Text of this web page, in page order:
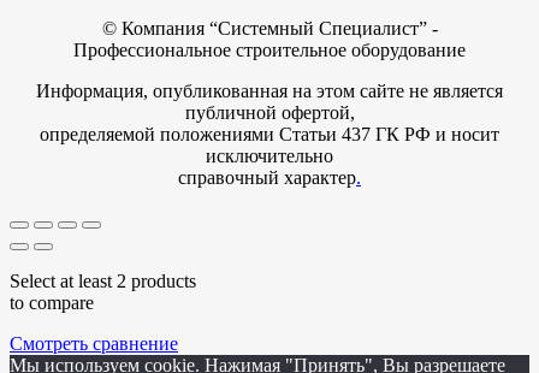
© Компания “Системный Специалист” -
Профессиональное строительное оборудование
Информация, опубликованная на этом сайте не является
публичной офертой,
определяемой положениями Статьи 437 ГК РФ и носит
исключительно
справочный характер.
Select at least 2 products
to compare
Смотреть сравнение
Мы используем cookie. Нажимая "Принять", Вы разрешаете